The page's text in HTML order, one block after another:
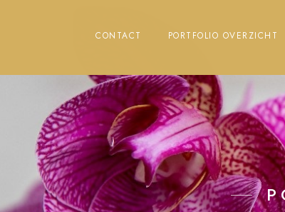
CONTACT PORTFOLIO OVERZICHT